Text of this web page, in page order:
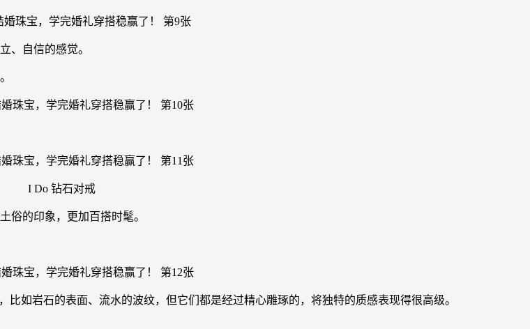
、自信的感觉。
I Do 钻石对戒
俗的印象，更加百搭时髦。
如岩石的表面、流水的波纹，但它们都是经过精心雕琢的，将独特的质感表现得很高级。